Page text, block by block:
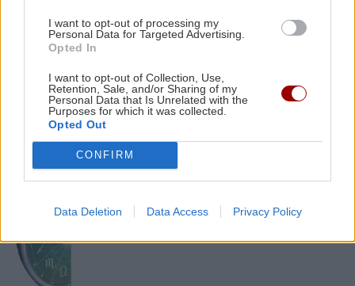
I want to opt-out of processing my
Personal Data for Targeted Advertising.
Opted In
I want to opt-out of Collection, Use,
Retention, Sale, and/or Sharing of my
Personal Data that Is Unrelated with the
Purposes for which it was collected.
Opted Out
CONFIRM
Data Deletion Data Access Privacy Policy
Με θέα τα Χανιά (φωτο)
ΕΛΛΑΔΑ
Marfin: Έρχεται στην Ελλάδα η
46χρονη που συνελήφθη στο Λονδίνο
για την υπόθεση
Τα Ζώδια της Πέμπτης